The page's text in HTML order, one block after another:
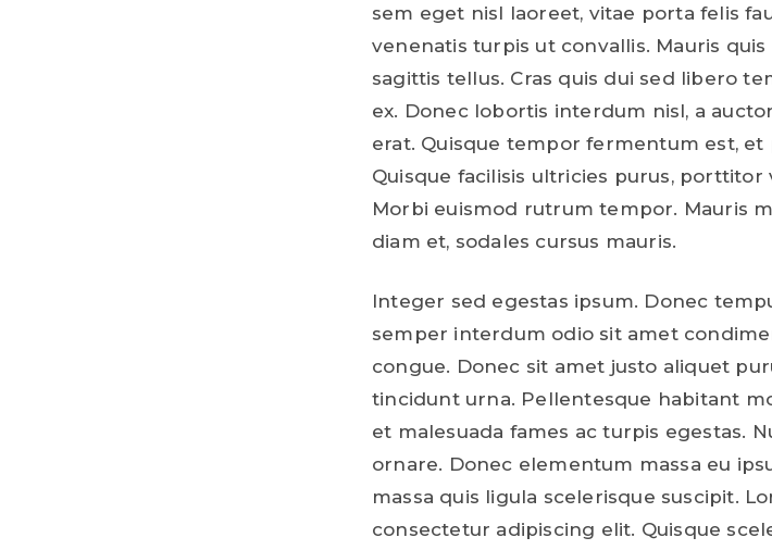
sem eget nisl laoreet, vitae porta felis
venenatis turpis ut convallis. Mauris
sagittis tellus. Cras quis dui sed libero
ex. Donec lobortis interdum nisl, a
erat. Quisque tempor fermentum est,
Quisque facilisis ultricies purus,
Morbi euismod rutrum tempor. Mauris
diam et, sodales cursus mauris.
Integer sed egestas ipsum. Donec
semper interdum odio sit amet
congue. Donec sit amet justo aliquet
tincidunt urna. Pellentesque habitant
et malesuada fames ac turpis egestas.
ornare. Donec elementum massa eu
massa quis ligula scelerisque suscipit.
consectetur adipiscing elit. Quisque